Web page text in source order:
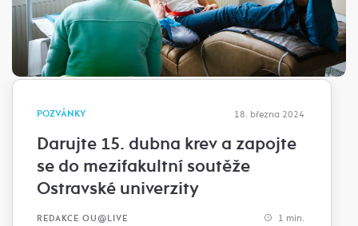
POZVÁNKY 18. března 2024
Darujte 15. dubna krev a zapojte
se do mezifakultní soutěže
Ostravské univerzity
REDAKCE OU@LIVE 1 min.